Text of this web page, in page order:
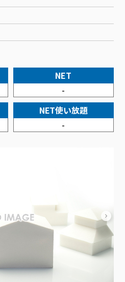
トパックサービス料⾦表
⽀払
ェアプラン
ップ
ト
ス
ービストップ
NET
-
NET使い放題
-